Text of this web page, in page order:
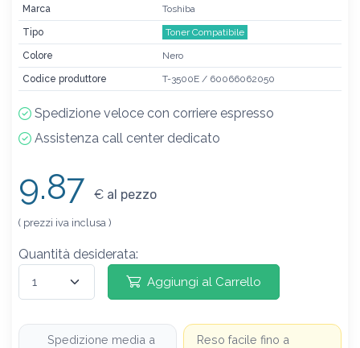
Marca Toshiba
Tipo Toner Compatibile
Colore Nero
Codice produttore T-3500E / 60066062050
Spedizione veloce con corriere espresso
Assistenza call center dedicato
9.87 € al pezzo
( prezzi iva inclusa )
Quantità desiderata:
Aggiungi al Carrello
Spedizione media a
Reso facile fino a